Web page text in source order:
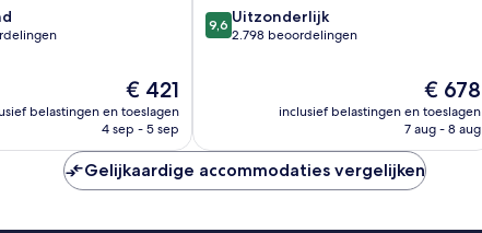
De
prijs
is
€ 421
belastingen en toeslagen
4 sep - 5 sep
9.6
van
beoordelingen
9,6 Uitzonderlijk
2.798 beoordelingen
De
prijs
is
€ 678
inclusief belastingen en toeslagen
7 aug - 8 aug
Gelijkaardige accommodaties vergelijken